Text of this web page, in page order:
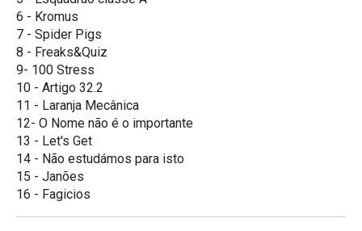
6 - Kromus
7 - Spider Pigs
8 - Freaks&Quiz
9- 100 Stress
10 - Artigo 32.2
11 - Laranja Mecânica
12- O Nome não é o importante
13 - Let's Get
14 - Não estudámos para isto
15 - Janões
16 - Fagicios